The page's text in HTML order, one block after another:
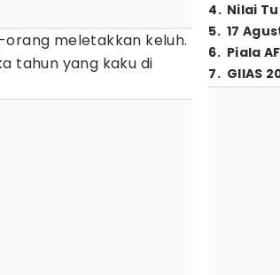
meletakkan keluh.
tahun yang kaku di
4. Nilai
5. 17
6. Piala
7. GIIAS